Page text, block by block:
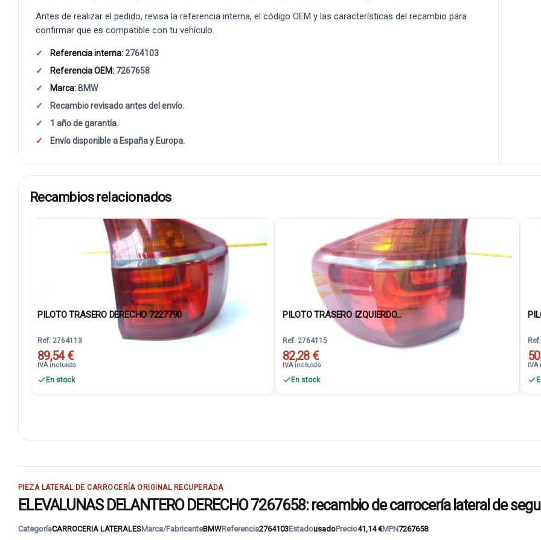
Antes de realizar el pedido, revisa la referencia interna, el código OEM y las características del recambio para
confirmar que es compatible con tu vehículo.
Referencia interna:2764103
Referencia OEM: 7267658
Marca: BMW
Recambio revisado antes del envío.
1 año de garantía.
Envío disponible a España y Europa.
Recambios relacionados
PILOTO TRASERO DERECHO 7227790
Ref. 2764113
89,54 €
IVA incluido
En stock
PILOTO TRASERO IZQUIERDO...
Ref. 2764115
82,28 €
IVA incluido
En stock
PIEZA LATERAL DE CARROCERÍA ORIGINAL RECUPERADA
ELEVALUNAS DELANTERO DERECHO 7267658: recambio de carrocería lateral de
CategoríaCARROCERIA LATERALESMarca/FabricanteBMWReferencia2764103EstadousadoPrecio41,14 €MPN7267658